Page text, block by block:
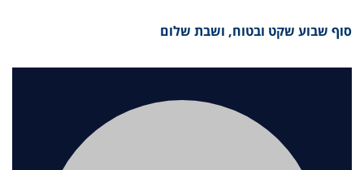
סוף שבוע שקט ובטוח, ושבת שלום